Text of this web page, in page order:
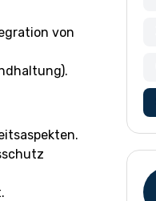
von